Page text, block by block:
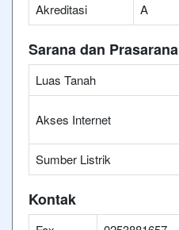
Akreditasi A
Sarana dan Prasarana
Luas Tanah
Akses Internet
Sumber Listrik
Kontak